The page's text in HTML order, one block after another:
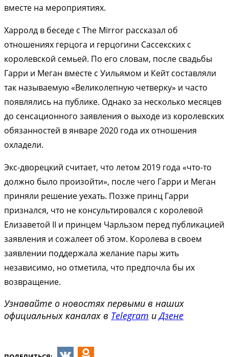
вместе на мероприятиях.
Харролд в беседе с The Mirror рассказал об
отношениях герцога и герцогини Сассекских с
королевской семьей. По его словам, после свадьбы
Гарри и Меган вместе с Уильямом и Кейт составляли
так называемую «Великолепную четверку» и часто
появлялись на публике. Однако за несколько месяцев
до сенсационного заявления о выходе из королевских
обязанностей в январе 2020 года их отношения
охладели.
Экс-дворецкий считает, что летом 2019 года «что-то
должно было произойти», после чего Гарри и Меган
приняли решение уехать. Позже принц Гарри
признался, что не консультировался с королевой
Елизаветой II и принцем Чарльзом перед публикацией
заявления и сожалеет об этом. Королева в своем
заявлении поддержала желание пары жить
независимо, но отметила, что предпочла бы их
возвращение.
Узнавайте о новостях первыми в наших
официальных каналах в Telegram иДзене